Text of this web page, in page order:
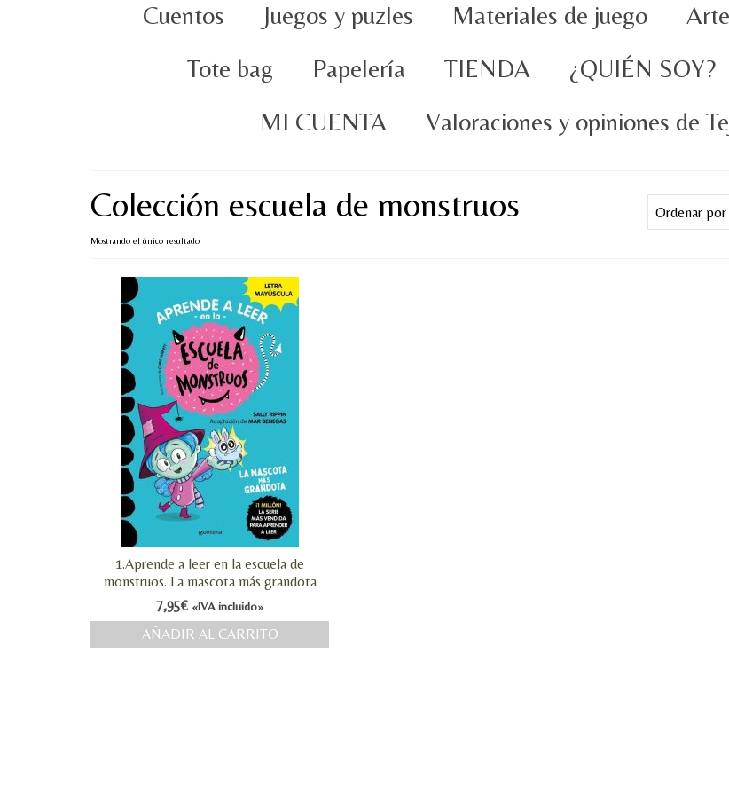
Cuentos Juegos y puzles Materiales de juego
Tote bag
Papelería TIENDA ¿QUIÉN SOY?
MI CUENTA
Valoraciones y opiniones de
Colección escuela de monstruos
Mostrando el único resultado
1.Aprende a leer en la escuela de
monstruos. La mascota más grandota
7,95€ «IVA incluido»
AÑADIR AL CARRITO